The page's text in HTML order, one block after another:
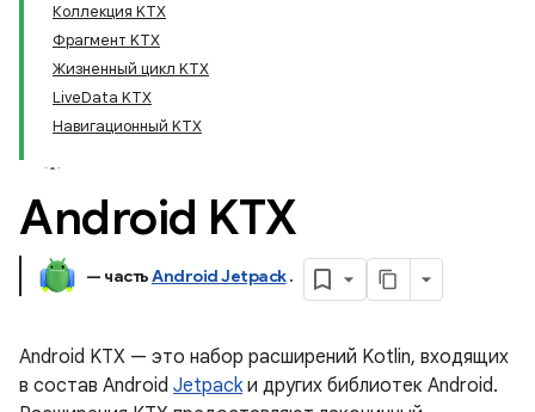
Коллекция KTX
Фрагмент KTX
Жизненный цикл KTX
LiveData KTX
Навигационный KTX
Android KTX
— частьAndroid Jetpack.
Android KTX — это набор расширений Kotlin, входящих
в состав Android Jetpackи других библиотек Android.